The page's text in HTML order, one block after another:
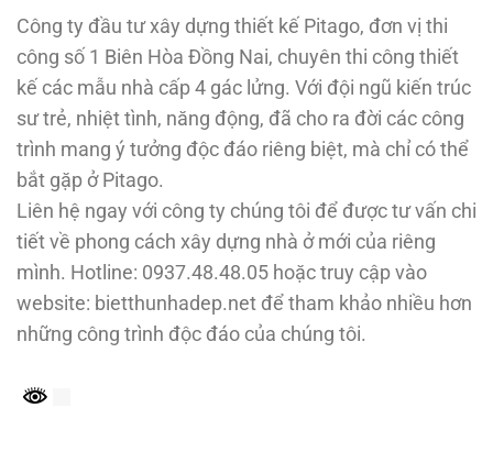
Công ty đầu tư xây dựng thiết kế Pitago, đơn vị thi
công số 1 Biên Hòa Đồng Nai, chuyên thi công thiết
kế các mẫu nhà cấp 4 gác lửng. Với đội ngũ kiến trúc
sư trẻ, nhiệt tình, năng động, đã cho ra đời các công
trình mang ý tưởng độc đáo riêng biệt, mà chỉ có thể
bắt gặp ở Pitago.
Liên hệ ngay với công ty chúng tôi để được tư vấn chi
tiết về phong cách xây dựng nhà ở mới của riêng
mình. Hotline: 0937.48.48.05 hoặc truy cập vào
website: bietthunhadep.net để tham khảo nhiều hơn
những công trình độc đáo của chúng tôi.